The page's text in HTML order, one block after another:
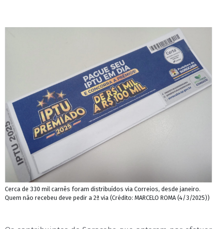
Cerca de 330 mil carnês foram distribuídos via Correios, desde janeiro.
Quem não recebeu deve pedir a 2ª via (Crédito: MARCELO ROMA (4/3/2025))